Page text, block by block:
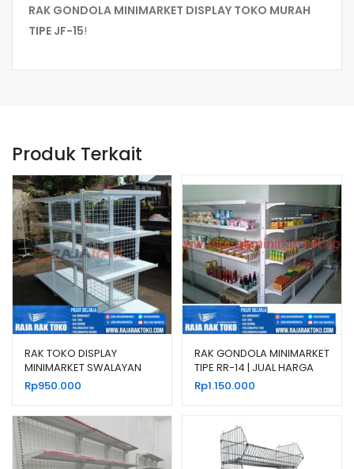
RAK GONDOLA MINIMARKET DISPLAY TOKO MURAH
TIPE JF-15!
Produk Terkait
RAK TOKO DISPLAY
MINIMARKET SWALAYAN
MODERN TIPE RR-13
Rp950.000
RAK GONDOLA MINIMARKET
TIPE RR-14 | JUAL HARGA
BERSAING
Rp1.150.000